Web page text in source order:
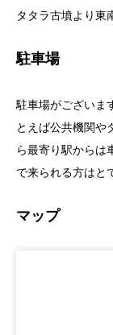
タタラ古墳より東
駐車場
駐車場がございま
とえば公共機関や
ら最寄り駅からは
で来られる方はと
マップ